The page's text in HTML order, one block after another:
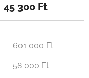
45 300 Ft
601 000 Ft
58 000 Ft